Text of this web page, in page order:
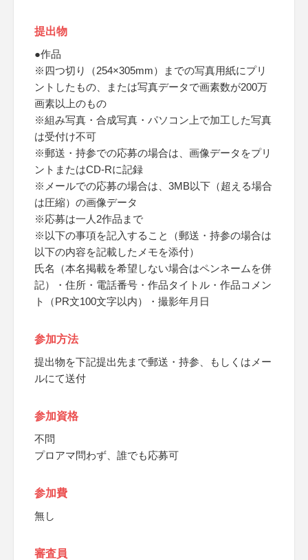
提出物
●作品
※四つ切り（254×305mm）までの写真用紙にプリ
ントしたもの、または写真データで画素数が200万
画素以上のもの
※組み写真・合成写真・パソコン上で加工した写真
は受付け不可
※郵送・持参での応募の場合は、画像データをプリ
ントまたはCD-Rに記録
※メールでの応募の場合は、3MB以下（超える場合
は圧縮）の画像データ
※応募は一人2作品まで
※以下の事項を記入すること（郵送・持参の場合は
以下の内容を記載したメモを添付）
氏名（本名掲載を希望しない場合はペンネームを併
記）・住所・電話番号・作品タイトル・作品コメン
ト（PR文100文字以内）・撮影年月日
参加方法
提出物を下記提出先まで郵送・持参、もしくはメー
ルにて送付
参加資格
不問
プロアマ問わず、誰でも応募可
参加費
無し
審査員